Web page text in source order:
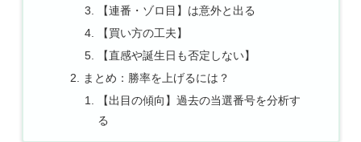
【連番・ゾロ目】は意外と出る
【買い方の工夫】
【直感や誕生日も否定しない】
まとめ：勝率を上げるには？
【出目の傾向】過去の当選番号を分析す
る